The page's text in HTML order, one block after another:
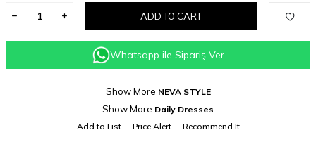
ADD TO CART
Whatsapp ile Sipariş Ver
Show More NEVA STYLE
Show More Daily Dresses
Add to List
Price Alert Recommend It